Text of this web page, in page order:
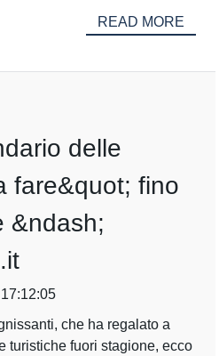
READ MORE
delle
fare&quot; fino
&ndash;
che ha regalato a
turistiche fuori stagione, ecco